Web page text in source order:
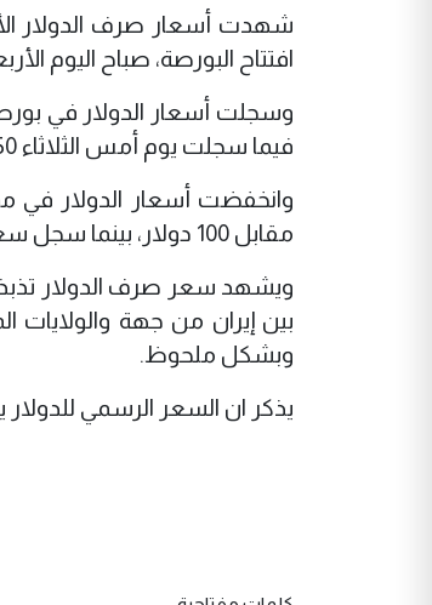
شهدت أسعار صرف الدولار
افتتاح البورصة، صباح اليوم
فيما سجلت يوم أمس الثلاثاء 154,750 ديناراً.
مقابل 100 دولار، بينما سجل سعر الشراء 153,250 ديناراً.
بين إيران من جهة والولايات
وبشكل ملحوظ.
يذكر ان السعر الرسمي للدولار يبلغ 132.000 دينار عراقي لكل